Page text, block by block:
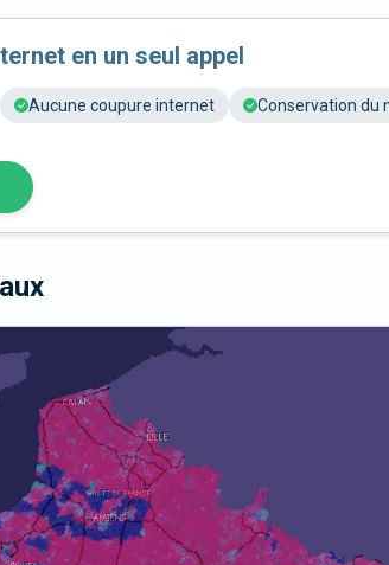
en un seul appel
Aucune coupure internet Conservation du